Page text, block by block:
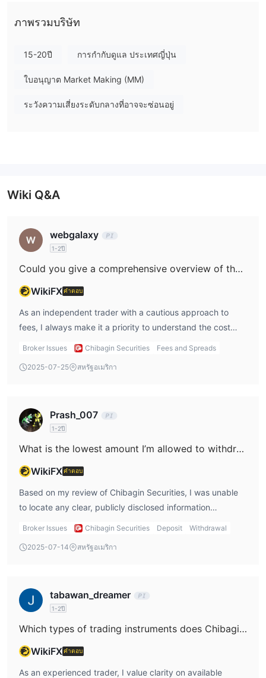
สามารถซื้อขายอะไรบน Chibagin Securities ได้บ้าง?
ประเทศ, หุ้นต่างประเทศ, กองทุนการลงทุน, กองทุน Wrap,
REIT, ETF, ETN, พันธบัตร, Ruitou (การลงทุนสะสมทุน),
Securitiesค่ะ
ภาพรวมบริษัท
15-20ปี การกำกับดูแล ประเทศญี่ปุ่น
ใบอนุญาต Market Making (MM)
ระวังความเสี่ยงระดับกลางที่อาจจะซ่อนอยู่
Wiki Q&A
webgalaxy
1-2ปี
Could you give a comprehensive overview of the fees charged by Chibagin Securities, covering both commissions and spreads?
WikiFXคำตอบ
As an independent trader with a cautious approach to
fees, I always make it a priority to understand the cost
structures before committing to any broker. With Chibagin
detailed list of fees, particularly focusing on commissions
trustworthiness and ongoing trading costs. However, it's
important to note that there is limited information available
about their spreads and overall trading platform details.
ranges or offer demo accounts to test cost conditions,
Chibagin Securities does not make this information readily
accessible. In my experience, a lack of public details
significantly affect trading profitability, especially for
active traders like myself. The available user reviews
figures from the broker itself, I view it as my responsibility
to directly consult their official fee schedules or verify with
customer service before proceeding. Given that Chibagin
Agency, I expect a certain standard of fee transparency
and consumer protection. Still, I believe any trader should
Broker Issues Chibagin Securities Fees and Spreads
2025-07-25 สหรัฐอเมริกา
Prash_007
1-2ปี
What is the lowest amount I’m allowed to withdraw from my Chibagin Securities account in a single transaction?
WikiFXคำตอบ
Based on my review of Chibagin Securities, I was unable
to locate any clear, publicly disclosed information
regarding the minimum withdrawal amount for a single
transparency raises important points to consider. Chibagin
inspires some degree of trust. However, I found their
website and publicly available materials do not address
essential account logistics such as minimum deposit or
their trading platforms. For me, the absence of explicit
details about withdrawal thresholds means that anyone
Broker Issues Chibagin Securities Deposit Withdrawal
2025-07-14 สหรัฐอเมริกา
tabawan_dreamer
1-2ปี
Which types of trading instruments does Chibagin Securities offer, such as stocks, indices, forex, cryptocurrencies, or commodities?
WikiFXคำตอบ
As an experienced trader, I value clarity on available